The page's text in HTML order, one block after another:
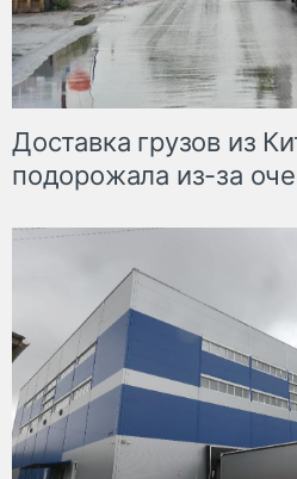
Доставка грузов из
подорожала из-за